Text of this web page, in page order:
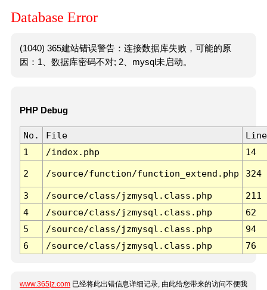
Database Error
(1040) 365建站错误警告：连接数据库失败，可能的原
因：1、数据库密码不对; 2、mysql未启动。
PHP Debug
No. File
Line
1
/index.php 14
2 /source/function/function_extend.php 324
3 /source/class/jzmysql.class.php
211
4
/source/class/jzmysql.class.php
62
5
/source/class/jzmysql.class.php
94
6
/source/class/jzmysql.class.php 76
www.365jz.com 已经将此出错信息详细记录, 由此给您带来的访问不便我